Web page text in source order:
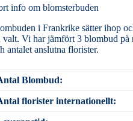
info om blomsterbuden
i Frankrike sätter ihop
valt. Vi har jämfört 3 blombud på
antalet anslutna florister.
Blombud:
florister internationellt: